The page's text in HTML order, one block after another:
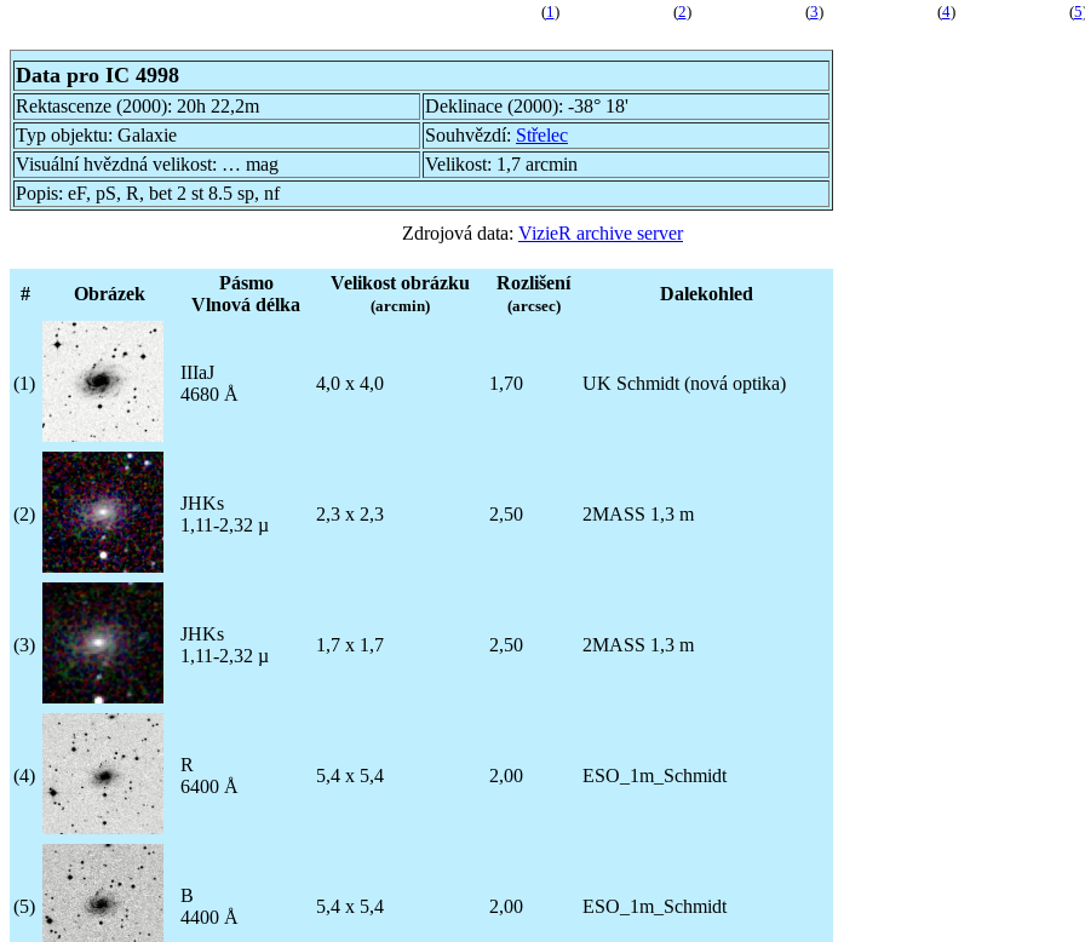
(1 ) (2) (3) (4) (5
Data pro IC 4998
Rektascenze (2000): 20h 22,2m Deklinace (2000): -38° 18'
Typ objektu: Galaxie Souhvězdí: Střelec
Visuální hvězdná velikost: … mag Velikost: 1,7 arcmin
Popis: eF, pS, R, bet 2 st 8.5 sp, nf
Zdrojová data: VizieR archive server
# Obrázek
Pásmo
Vlnová délka
Velikost obrázku
(arcmin)
Rozlišení
(arcsec)
Dalekohled
(1)
IIIaJ
4680 Å
4,0 x 4,0 1,70 UK Schmidt (nová optika)
(2)
JHKs
1,11-2,32 µ
2,3 x 2,3 2,50 2MASS 1,3 m
(3)
JHKs
1,11-2,32 µ
1,7 x 1,7 2,50 2MASS 1,3 m
(4)
R
6400 Å
5,4 x 5,4 2,00 ESO_1m_Schmidt
(5)
B
4400 Å
5,4 x 5,4 2,00 ESO_1m_Schmidt